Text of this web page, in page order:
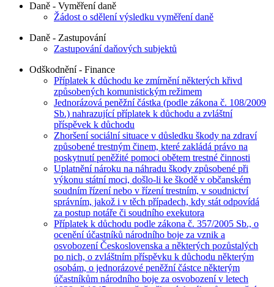
Daně - Vyměření daně
Žádost o sdělení výsledku vyměření daně
Daně - Zastupování
Zastupování daňových subjektů
Odškodnění - Finance
Příplatek k důchodu ke zmírnění některých křivd
způsobených komunistickým režimem
Jednorázová peněžní částka (podle zákona č. 108/2009
Sb.) nahrazující příplatek k důchodu a zvláštní
příspěvek k důchodu
Zhoršení sociální situace v důsledku škody na zdraví
způsobené trestným činem, které zakládá právo na
poskytnutí peněžité pomoci obětem trestné činnosti
Uplatnění nároku na náhradu škody způsobené při
výkonu státní moci, došlo-li ke škodě v občanském
soudním řízení nebo v řízení trestním, v soudnictví
správním, jakož i v těch případech, kdy stát odpovídá
za postup notáře či soudního exekutora
Příplatek k důchodu podle zákona č. 357/2005 Sb., o
ocenění účastníků národního boje za vznik a
osvobození Československa a některých pozůstalých
po nich, o zvláštním příspěvku k důchodu některým
osobám, o jednorázové peněžní částce některým
účastníkům národního boje za osvobození v letech